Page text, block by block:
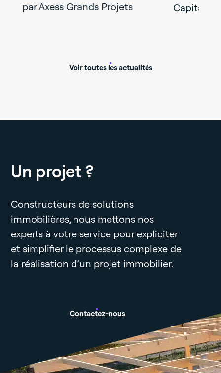
par Axess Grands Projets
Capital
Voir toutes les actualités
Un projet ?
Constructeurs de solutions
immobilières, nous mettons nos
experts à votre service pour expliciter
et simplifier le processus complexe de
la réalisation d’un projet immobilier.
Contactez-nous